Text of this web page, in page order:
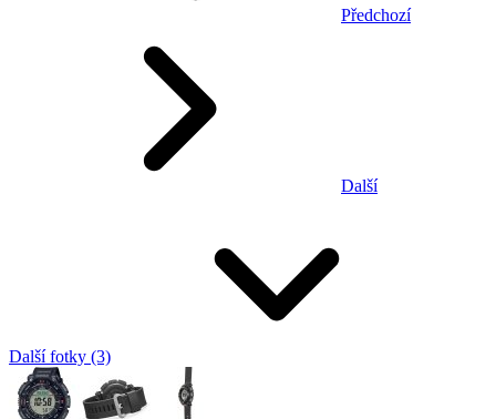
Předchozí
Další
Další fotky (3)